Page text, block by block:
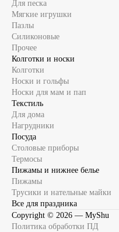
Для песка
Мягкие игрушки
Пазлы
Силиконовые
Прочее
Колготки и носки
Колготки
Носки и гольфы
Носки для мам и пап
Текстиль
Для дома
Нагрудники
Посуда
Столовые приборы
Термосы
Пижамы и нижнее белье
Пижамы
Трусики и нательные майки
Все для праздника
Copyright © 2026 — MyShu
Политика обработки ПД